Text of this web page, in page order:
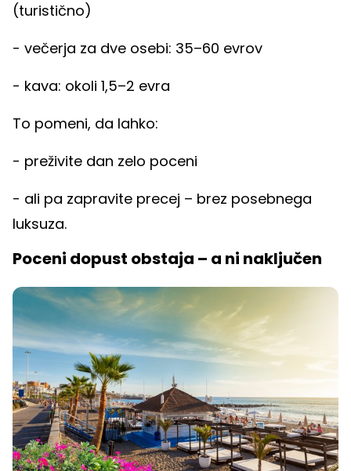
(turistično)
- večerja za dve osebi: 35–60 evrov
- kava: okoli 1,5–2 evra
To pomeni, da lahko:
- preživite dan zelo poceni
- ali pa zapravite precej – brez posebnega
luksuza.
Poceni dopust obstaja – a ni naključen